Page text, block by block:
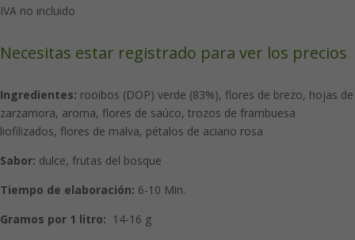
IVA no incluido
Necesitas estar registrado para ver los precios
Ingredientes: rooibos (DOP) verde (83%), flores de brezo, hojas de
zarzamora, aroma, flores de saúco, trozos de frambuesa
liofilizados, flores de malva, pétalos de aciano rosa
Sabor: dulce, frutas del bosque
Tiempo de elaboración: 6-10 Min.
Gramos por 1 litro: 14-16 g